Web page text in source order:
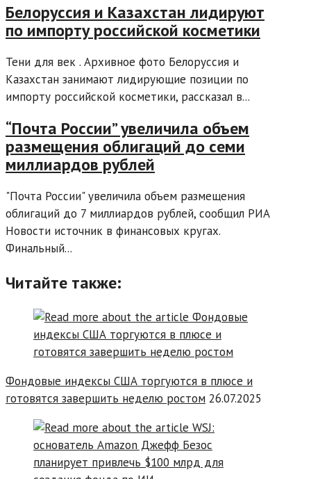
Белоруссия и Казахстан лидируют
по импорту российской косметики
Тени для век . Архивное фото Белоруссия и
Казахстан занимают лидирующие позиции по
импорту российской косметики, рассказал в...
“Почта России” увеличила объем
размещения облигаций до семи
миллиардов рублей
"Почта России" увеличила объем размещения
облигаций до 7 миллиардов рублей, сообщил РИА
Новости источник в финансовых кругах.
Финальный...
Читайте также:
Фондовые индексы США торгуются в плюсе и
готовятся завершить неделю ростом 26.07.2025